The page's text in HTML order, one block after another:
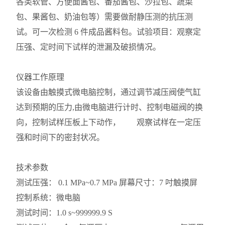
各类软管、方便面酱包、番茄酱包、沙拉包、蔬菜
包、果酱包、奶油包等）需要做耐静压测的抗压测
试。可一次检测 6 件成品酱料包。试验项目：观察定
压强、定时间下试样的泄漏及破损情况。
仪器工作原理
该设备由触摸式微电脑控制，通过调节减压阀使气缸
达到预期的压力,由微电脑进行计时、控制电磁阀的换
向，控制试样压板上下动作， 观察试样在一定压
强和时间下的密封状况。
技术参数
测试压强： 0.1 MPa~0.7 MPa 屏幕尺寸：7 吋触摸屏
控制系统：微电脑
测试时间：1.0 s~999999.9 S